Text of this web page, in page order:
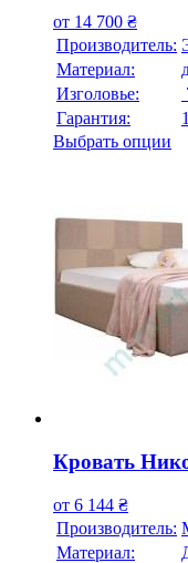
от 14 700 ₴
Производитель:
Материал:
Изголовье:
Гарантия:
Выбрать опции
Кровать
от 6 144 ₴
Производитель:
Материал: